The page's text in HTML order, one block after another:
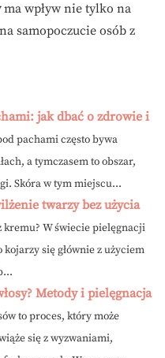
ma wpływ nie tylko na
samopoczucie osób z
jak dbać o zdrowie i
pachami często bywa
a tymczasem to obszar,
Skóra w tym miejscu...
twarzy bez użycia
kremu? W świecie pielęgnacji
się głównie z użyciem
Metody i pielęgnacja
to proces, który może
się z wyzwaniami,